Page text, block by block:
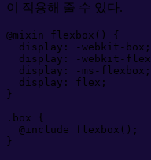
이 적용해 줄 수 있다.
@mixin flexbox ( )
{
display : -webkit - box ;
display : -webkit - flex
display : -ms - flexbox ;
display : flex ;
}
. box
{
@include flexbox ( ) ;
}